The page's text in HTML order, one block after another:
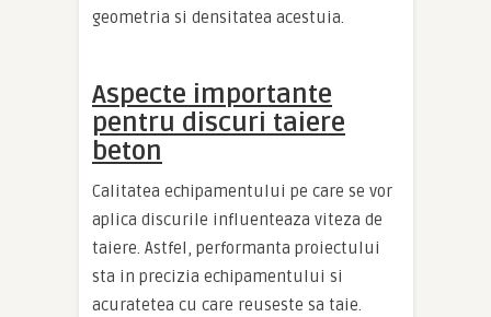
geometria si densitatea acestuia.
Aspecte importante
pentru discuri taiere
beton
Calitatea echipamentului pe care se vor
aplica discurile influenteaza viteza de
taiere. Astfel, performanta proiectului
sta in precizia echipamentului si
acuratetea cu care reuseste sa taie.